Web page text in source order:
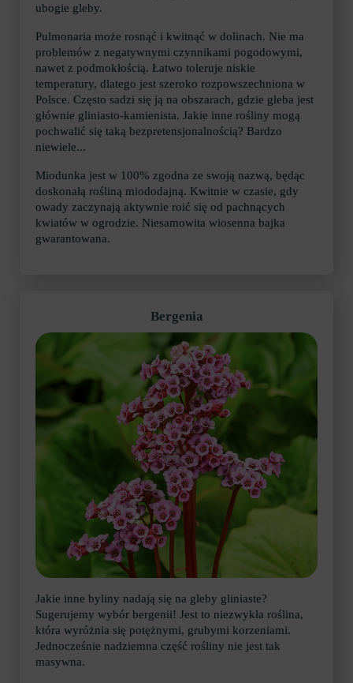
ubogie gleby.
Pulmonaria może rosnąć i kwitnąć w dolinach. Nie ma
problemów z negatywnymi czynnikami pogodowymi,
nawet z podmokłością. Łatwo toleruje niskie
temperatury, dlatego jest szeroko rozpowszechniona w
Polsce. Często sadzi się ją na obszarach, gdzie gleba jest
głównie gliniasto-kamienista. Jakie inne rośliny mogą
pochwalić się taką bezpretensjonalnością? Bardzo
niewiele...
Miodunka jest w 100% zgodna ze swoją nazwą, będąc
doskonałą rośliną miododajną. Kwitnie w czasie, gdy
owady zaczynają aktywnie roić się od pachnących
kwiatów w ogrodzie. Niesamowita wiosenna bajka
gwarantowana.
Bergenia
Jakie inne byliny nadają się na gleby gliniaste?
Sugerujemy wybór bergenii! Jest to niezwykła roślina,
która wyróżnia się potężnymi, grubymi korzeniami.
Jednocześnie nadziemna część rośliny nie jest tak
masywna.